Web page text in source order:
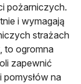
pożarniczych.
i wymagają
strażach
to ogromna
zapewnić
pomysłów na